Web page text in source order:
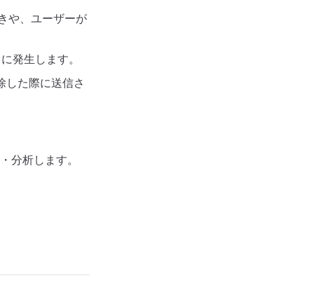
や、ユーザーが
発生します。
た際に送信さ
分析します。